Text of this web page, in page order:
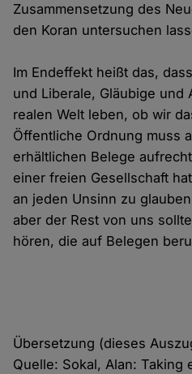
Zusammensetzung des
den Koran untersuchen
Im Endeffekt heißt das,
und Liberale, Gläubige und
realen Welt leben, ob wir
Öffentliche Ordnung muss
erhältlichen Belege
einer freien Gesellschaft
an jeden Unsinn zu
aber der Rest von uns
hören, die auf Belegen
Übersetzung (dieses
Quelle: Sokal, Alan: Taking